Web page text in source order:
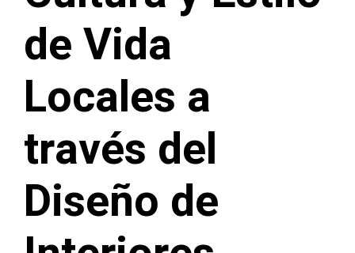
de Vida
Locales a
través del
Diseño de